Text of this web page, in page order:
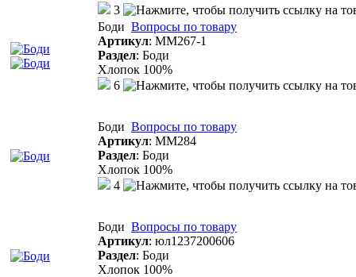
3
Боди Вопросы по товару
Артикул: ММ267-1
Раздел: Боди
Хлопок 100%
6
Боди Вопросы по товару
Артикул: ММ284
Раздел: Боди
Хлопок 100%
4
Боди Вопросы по товару
Артикул: юл1237200606
Раздел: Боди
Хлопок 100%